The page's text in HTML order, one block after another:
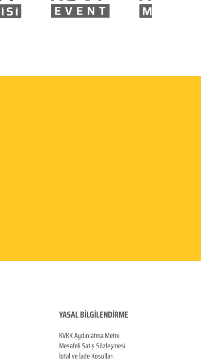
YASAL BİLGİLENDİRME
KVKK AydınlatmaMetni
Mesafeli Satış Sözleşmesi
İptal ve İade Koşulları